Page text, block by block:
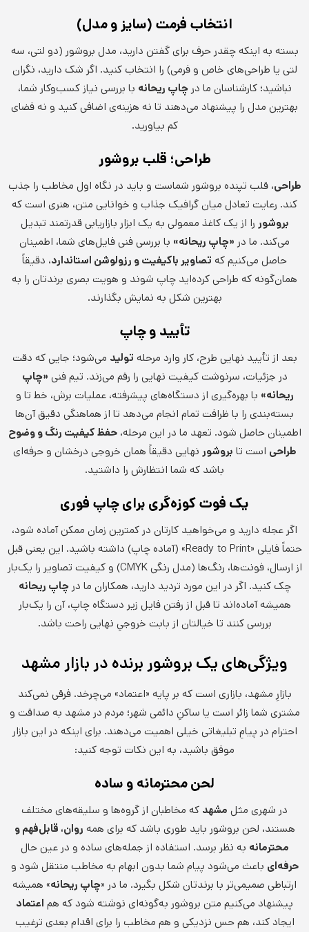
انتخاب فرمت (سایز و مدل)
بسته به اینکه چقدر حرف برای گفتن دارید، مدل بروشور (دو لتی، سه
لتی یا طراحی‌های خاص و فرمی) را انتخاب کنید. اگر شک دارید، نگران
نباشید؛ کارشناسان ما درچاپ ریحانه با بررسی نیاز کسب‌وکار شما،
بهترین مدل را پیشنهاد می‌دهند تا نه هزینه‌ی اضافی کنید و نه فضای
کم بیاورید.
طراحی؛ قلب بروشور
طراحی، قلب تپنده بروشور شماست و باید در نگاه اول مخاطب را جذب
کند. رعایت تعادل میان گرافیک جذاب و خوانایی متن، هنری است که
بروشور را از یک کاغذ معمولی به یک ابزار بازاریابی قدرتمند تبدیل
می‌کند. ما در «چاپ ریحانه» با بررسی فنی فایل‌های شما، اطمینان
حاصل می‌کنیم که تصاویر باکیفیت و رزولوشن استاندارد، دقیقاً
همان‌گونه که طراحی کرده‌اید چاپ شوند و هویت بصری برندتان را به
بهترین شکل به نمایش بگذارند.
تأیید و چاپ
بعد از تأیید نهایی طرح، کار وارد مرحله تولید می‌شود؛ جایی که دقت
در جزئیات، سرنوشت کیفیت نهایی را رقم می‌زند. تیم فنی «چاپ
ریحانه» با بهره‌گیری از دستگاه‌های پیشرفته، عملیات برش، خط تا و
بسته‌بندی را با ظرافت تمام انجام می‌دهد تا از هماهنگی دقیق آن‌ها
اطمینان حاصل شود. تعهد ما در این مرحله،حفظ کیفیت رنگ و وضوح
طراحی است تا بروشور نهایی دقیقاً همان خروجی درخشان و حرفه‌ای
باشد که شما انتظارش را داشتید.
یک فوت کوزه‌گری برای چاپ فوری
اگر عجله دارید و می‌خواهید کارتان در کمترین زمان ممکن آماده شود،
حتماً فایلی «Ready to Print» (آماده چاپ) داشته باشید. این یعنی قبل
از ارسال، فونت‌ها، رنگ‌ها (مدل رنگی CMYK) و کیفیت تصاویر را یک‌بار
چک کنید. اگر در این مورد تردید دارید، همکاران ما درچاپ ریحانه
همیشه آماده‌اند تا قبل از رفتن فایل زیر دستگاه چاپ، آن را یک‌بار
بررسی کنند تا خیالتان از بابت خروجیِ نهایی راحت باشد.
ویژگی‌های یک بروشور برنده در بازار مشهد
بازارِ مشهد، بازاری است که بر پایه «اعتماد» می‌چرخد. فرقی نمی‌کند
مشتری شما زائر است یا ساکنِ دائمی شهر؛ مردم در مشهد به صداقت و
احترام در پیامِ تبلیغاتی خیلی اهمیت می‌دهند. برای اینکه در این بازار
موفق باشید، به این نکات توجه کنید:
لحن محترمانه و ساده
در شهری مثل مشهد که مخاطبان از گروه‌ها و سلیقه‌های مختلف
هستند، لحن بروشور باید طوری باشد که برای همه روان، قابل‌فهم و
محترمانه به نظر برسد. استفاده از جمله‌های ساده و در عین حال
حرفه‌ای باعث می‌شود پیام شما بدون ابهام به مخاطب منتقل شود و
ارتباطی صمیمی‌تر با برندتان شکل بگیرد. ما در «چاپ ریحانه» همیشه
پیشنهاد می‌کنیم متن بروشور به‌گونه‌ای نوشته شود که هم اعتماد
ایجاد کند، هم حس نزدیکی و هم مخاطب را برای اقدام بعدی ترغیب